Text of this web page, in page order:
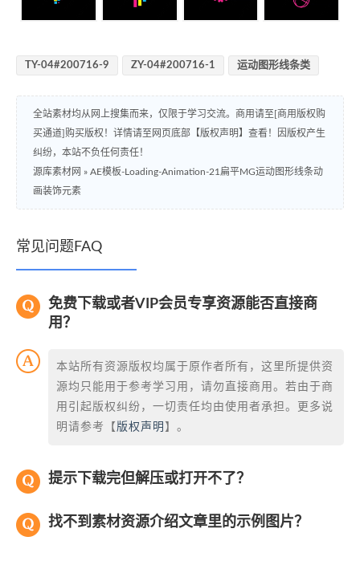
TY-04#200716-9 ZY-04#200716-1 运动图形线条类
全站素材均从网上搜集而来，仅限于学习交流。商用请至[商用版权购
买通道]购买版权！详情请至网页底部【版权声明】查看！因版权产生
纠纷，本站不负任何责任！
源库素材网 » AE模板-Loading-Animation-21扁平MG运动图形线条动
画装饰元素
常见问题FAQ
免费下载或者VIP会员专享资源能否直接商
用？
本站所有资源版权均属于原作者所有，这里所提供资
源均只能用于参考学习用，请勿直接商用。若由于商
用引起版权纠纷，一切责任均由使用者承担。更多说
明请参考【 版权声明 】。
提示下载完但解压或打开不了？
找不到素材资源介绍文章里的示例图片？